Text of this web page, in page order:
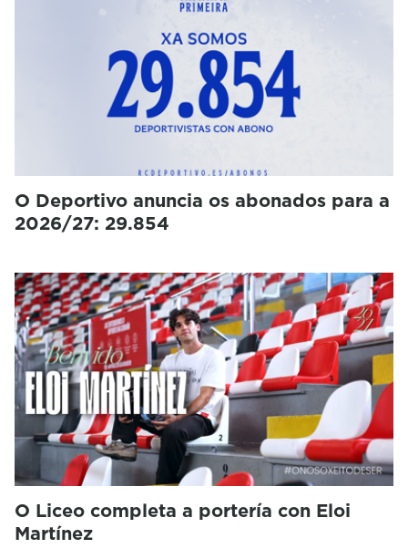
O Deportivo anuncia os abonados para a
2026/27: 29.854
O Liceo completa a portería con Eloi
Martínez